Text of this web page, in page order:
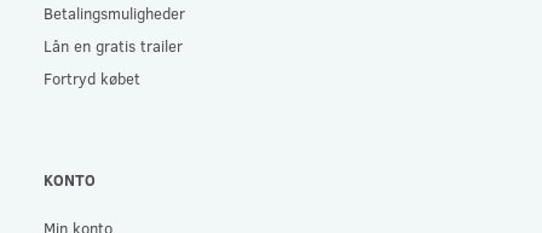
Betalingsmuligheder
Lån en gratis trailer
Fortryd købet
KONTO
Min konto